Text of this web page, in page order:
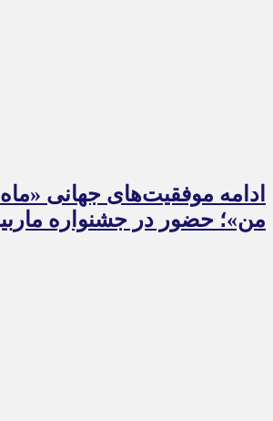
ادامه موفقیت‌های جهانی
من»؛ حضور در جشنواره ماربیا